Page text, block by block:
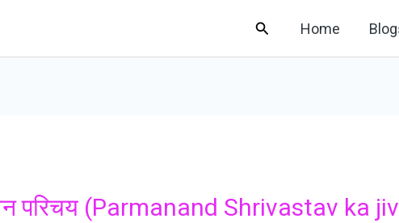
Search Home
परिचय (Parmanand Shrivastav ka